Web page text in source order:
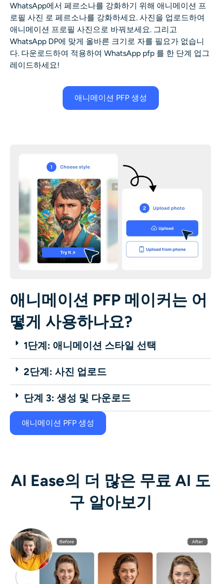
WhatsApp에서 페르소나를 강화하기 위해 애니메이션 프
로필 사진 로 페르소나를 강화하세요. 사진을 업로드하여
애니메이션 프로필 사진으로 바꿔보세요. 그리고
WhatsApp DP에 맞게 올바른 크기로 자를 필요가 없습니
다. 다운로드하여 적용하여 WhatsApp pfp 를 한 단계 업그
레이드하세요!
애니메이션 PFP 생성
애니메이션 PFP 메이커는 어
떻게 사용하나요?
1단계: 애니메이션 스타일 선택
2단계: 사진 업로드
단계 3: 생성 및 다운로드
애니메이션 PFP 생성
AI Ease의 더 많은 무료 AI 도
구 알아보기